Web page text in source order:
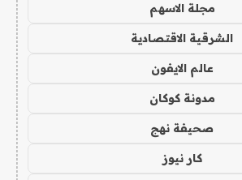
مجلة الاسهم
الشرقية الاقتصادية
عالم الايفون
مدونة كوكان
صحيفة نهج
كار نيوز